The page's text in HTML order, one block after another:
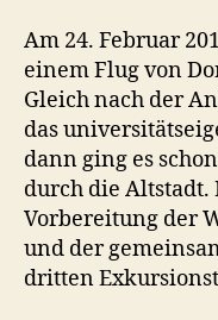
Am 24. Februar
einem Flug von
Gleich nach der
das
dann ging es
durch die Altstadt.
Vorbereitung der
und der
dritten